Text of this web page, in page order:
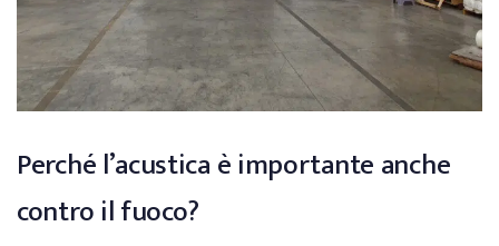
Perché l’acustica è importante anche
contro il fuoco?